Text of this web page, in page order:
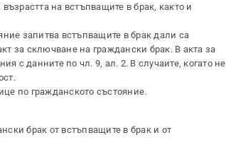
на встъпващите в брак, както и
запитва встъпващите в брак дали са
за сключване на граждански брак. В акта за
с данните по чл. 9, ал. 2. В случаите, когато не
по гражданското състояние.
брак от встъпващите в брак и от